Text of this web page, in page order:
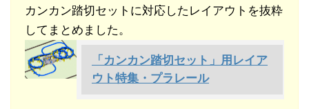
カンカン踏切セットに対応したレイアウトを抜粋
してまとめました。
「カンカン踏切セット」用レイア
ウト特集・プラレール